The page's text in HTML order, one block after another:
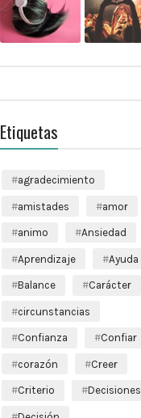
Etiquetas
agradecimiento
amistades amor
animo Ansiedad
Aprendizaje Ayuda
Balance Carácter
circunstancias
Confianza Confiar
corazón Creer
Criterio Decisiones